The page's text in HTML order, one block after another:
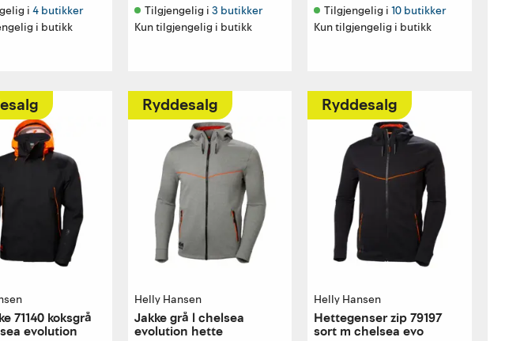
i 4 butikker
i butikk
Tilgjengelig i 3 butikker
Kun tilgjengelig i butikk
Tilgjengelig i 10 butikker
Kun tilgjengelig i butikk
71140 koksgrå
evolution
Ryddesalg
Helly Hansen
Jakke grå l chelsea
evolution hette
Ryddesalg
Helly Hansen
Hettegenser zip 79197
sort m chelsea evo